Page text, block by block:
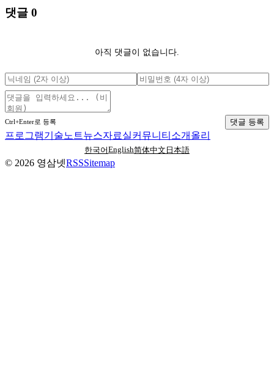
댓글 0
아직 댓글이 없습니다.
Ctrl+Enter로 등록 댓글 등록
프로그램기술노트뉴스자료실커뮤니티 소개 올리
한국어English简体中文 日本語
© 2026 영삼넷RSSSitemap